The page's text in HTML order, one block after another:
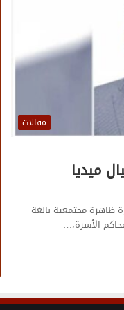
مقالات
ميديا
ظاهرة مجتمعية بالغة
الأسرة،…